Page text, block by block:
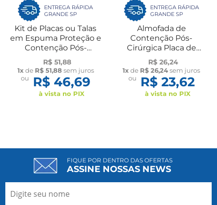
ENTREGA RÁPIDA
GRANDE SP
Kit de Placas ou Talas
em Espuma Proteção e
Contenção Pós-
Cirúrgico Abdômen e
Laterais New Form
R$ 51,88
1xde R$ 51,88 sem juros
ou
R$ 46,69
à vista no PIX
ENTREGA RÁPIDA
GRANDE SP
Almofada de
Contenção Pós-
Cirúrgica Placa de
Espuma Coração
Pequeno Cóccix Costas
New Form
R$ 26,24
1xde R$ 26,24sem juros
ou
R$ 23,62
à vista no PIX
FIQUE POR DENTRO DAS OFERTAS
ASSINE NOSSAS NEWS